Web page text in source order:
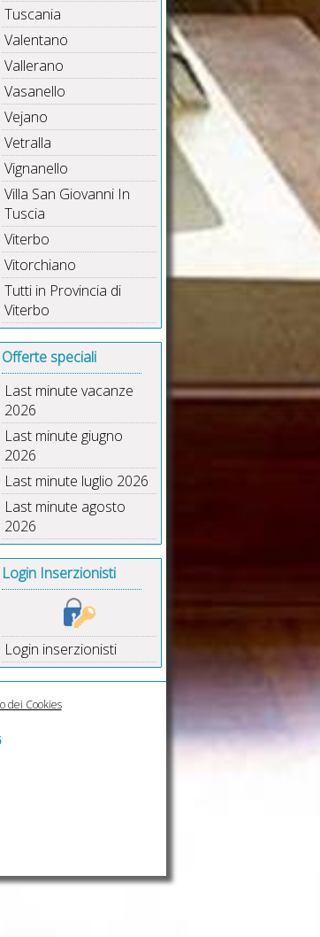
Tuscania
Valentano
Vallerano
Vasanello
Vejano
Vetralla
Vignanello
Villa San Giovanni In
Tuscia
Viterbo
Vitorchiano
Tutti in Provincia di
Viterbo
Offerte speciali
Last minute vacanze
2026
Last minute giugno
2026
Last minute luglio 2026
Last minute agosto
2026
Login Inserzionisti
Login inserzionisti
dei Cookies